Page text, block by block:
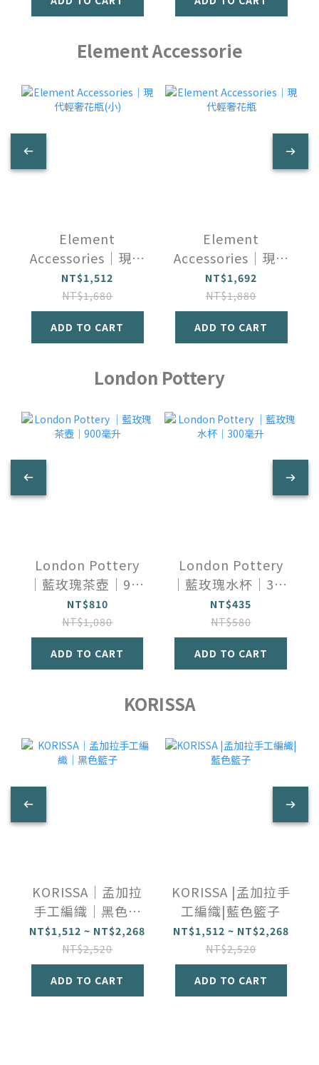
Element Accessorie
Element
Accessories｜現代
輕奢花瓶(小)
NT$1,512
NT$1,680
ADD TO CART
Element
Accessories｜現代
輕奢花瓶
NT$1,692
NT$1,880
ADD TO CART
London Pottery
London Pottery
｜藍玫瑰茶壺｜900
毫升
NT$810
NT$1,080
ADD TO CART
London Pottery
｜藍玫瑰水杯｜300
毫升
NT$435
NT$580
ADD TO CART
KORISSA
KORISSA｜孟加拉
手工編織｜黑色籃
子
NT$1,512 ~ NT$2,268
NT$2,520
ADD TO CART
KORISSA |孟加拉手
工編織|藍色籃子
NT$1,512 ~ NT$2,268
NT$2,520
ADD TO CART